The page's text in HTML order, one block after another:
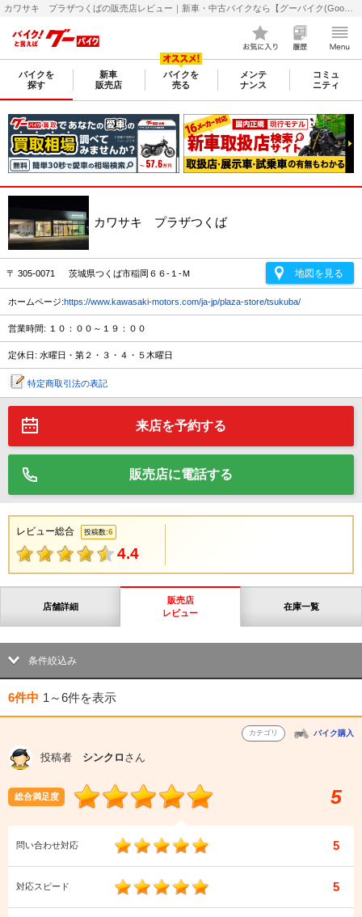
バイクを
探す
新車
販売店
バイクを
売る
メンテ
ナンス
コミュ
ニティ
カワサキ プラザつくば
〒 305-0071 茨城県つくば市稲岡６６-１-Ｍ 地図を見る
ホームページ:https://www.kawasaki-motors.com/ja-jp/plaza-store/tsukuba/
営業時間: １０：００～１９：００
定休日: 水曜日・第２・３・４・５木曜日
特定商取引法の表記
来店を予約する
販売店に電話する
レビュー総合 投稿数:6
4.4
店舗詳細
販売店
レビュー
在庫一覧
条件絞込み
6件中 1～6件を表示
カテゴリ バイク購入
投稿者 シンクロ さん
総合満足度 5
問い合わせ対応 5
対応スピード 5